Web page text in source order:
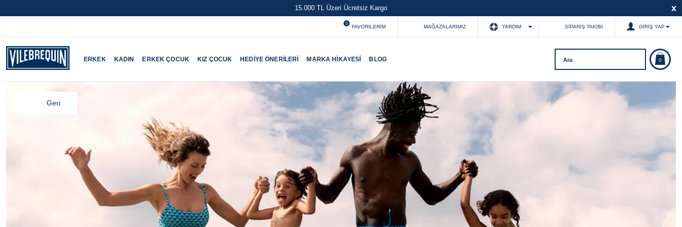
15.000 TL Üzeri Ücretsiz Kargo x
FAVORILERIM
0
MAĞAZALARIMIZ YARDIM SIPARIŞ TAKIBI GIRIŞ YAP
ERKEK KADIN ERKEK ÇOCUK KIZ ÇOCUK HEDIYE ÖNERILERI MARKA HIKAYESI BLOG 0
Geri